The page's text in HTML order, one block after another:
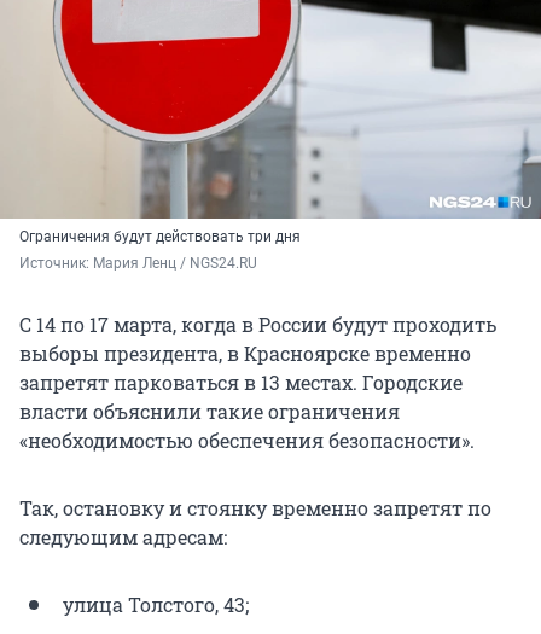
Ограничения будут действовать три дня
Источник: Мария Ленц / NGS24.RU
С 14 по 17 марта, когда в России будут проходить
выборы президента, в Красноярске временно
запретят парковаться в 13 местах. Городские
власти объяснили такие ограничения
«необходимостью обеспечения безопасности».
Так, остановку и стоянку временно запретят по
следующим адресам:
улица Толстого, 43;